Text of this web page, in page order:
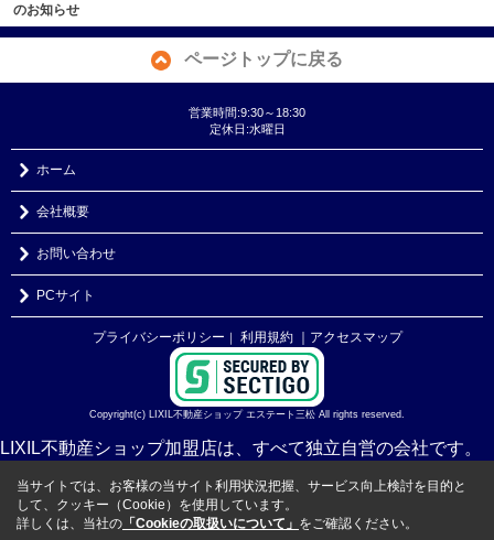
のお知らせ
ページトップに戻る
営業時間:9:30～18:30
定休日:水曜日
ホーム
会社概要
お問い合わせ
PCサイト
プライバシーポリシー ｜ 利用規約 ｜アクセスマップ
Copyright(c) LIXIL不動産ショップ エステート三松 All rights reserved.
LIXIL不動産ショップ加盟店は、すべて独立自営の会社です。
当サイトでは、お客様の当サイト利用状況把握、サービス向上検討を目的と
して、クッキー（Cookie）を使用しています。
詳しくは、当社の 「Cookieの取扱いについて」 をご確認ください。